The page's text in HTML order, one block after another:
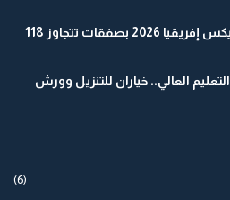
مراكش تستعد لتنظيم جيتيكس إفريقيا 2026 بصفقات تتجاوز 118
التعليم العالي.. خياران للتنزيل وورش
(6)